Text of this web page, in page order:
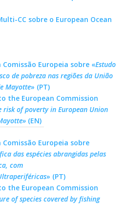
CC sobre o European Ocean
Comissão Europeia sobre «Estudo
de pobreza nas regiões da União
Mayotte» (PT)
the European Commission
risk of poverty in European Union
(EN)
Comissão Europeia sobre
das espécies abrangidas pelas
com
» (PT)
the European Commission
of species covered by fishing